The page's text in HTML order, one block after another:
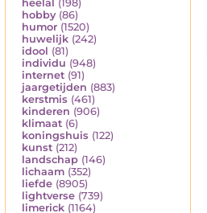
heelal (198)
hobby (86)
humor (1520)
huwelijk (242)
idool (81)
individu (948)
internet (91)
jaargetijden (883)
kerstmis (461)
kinderen (906)
klimaat (6)
koningshuis (122)
kunst (212)
landschap (146)
lichaam (352)
liefde (8905)
lightverse (739)
limerick (1164)